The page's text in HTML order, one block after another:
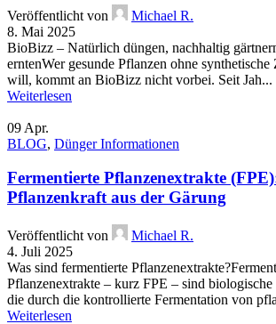
Veröffentlicht von
Michael R.
8. Mai 2025
BioBizz – Natürlich düngen, nachhaltig
erntenWer gesunde Pflanzen ohne synthetische
will, kommt an BioBizz nicht vorbei. Seit Jah...
Weiterlesen
09 Apr.
BLOG, Dünger Informationen
Fermentierte Pflanzenextrakte
Pflanzenkraft aus der Gärung
Veröffentlicht von
Michael R.
4. Juli 2025
Was sind fermentierte
Pflanzenextrakte – kurz FPE – sind biologische
die durch die kontrollierte Fermentation von
Weiterlesen